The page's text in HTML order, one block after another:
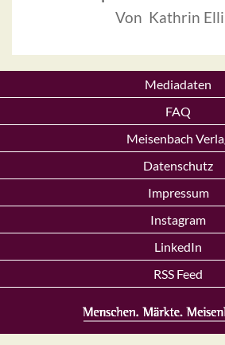
Von Kathrin
Mediadaten
FAQ
Meisenbach
Datenschutz
Impressum
Instagram
LinkedIn
RSS Feed